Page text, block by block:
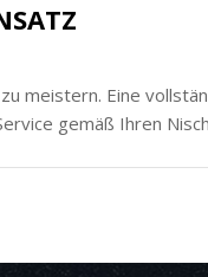
meistern. Eine
gemäß Ihren